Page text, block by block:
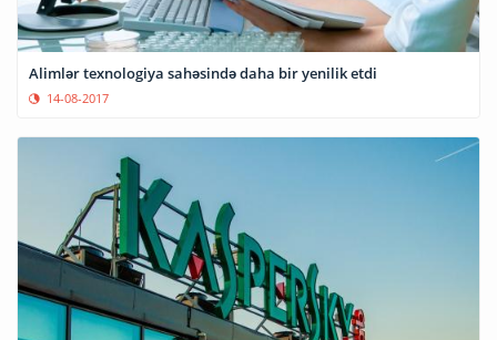
Alimlər texnologiya sahəsində daha bir yenilik etdi
14-08-2017